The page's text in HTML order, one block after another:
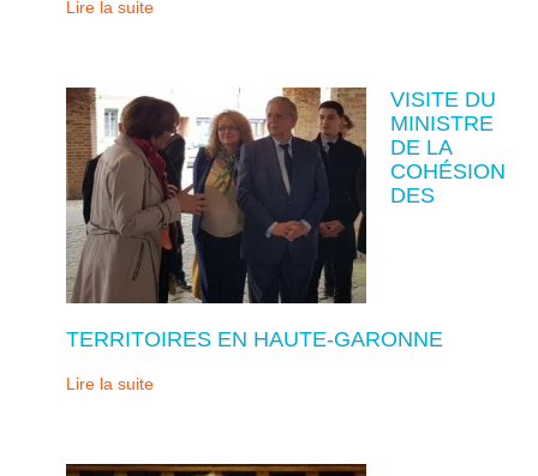
Lire la suite
VISITE DU
MINISTRE
DE LA
COHÉSION
DES
TERRITOIRES EN HAUTE-GARONNE
Lire la suite